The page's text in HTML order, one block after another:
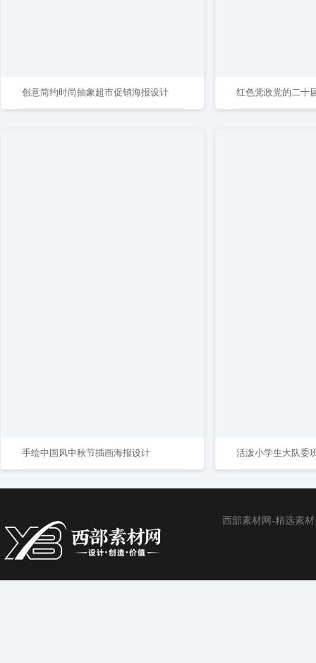
创意简约时尚抽象超市促销海报设计
手绘中国风中秋节插画海报设计
西部素材网-精选素